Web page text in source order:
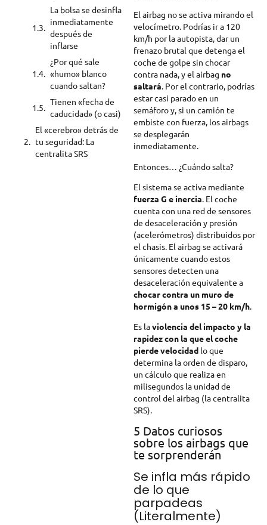
El airbag no se activa mirando el
velocímetro. Podrías ir a 120
km/h por la autopista, dar un
frenazo brutal que detenga el
coche de golpe sin chocar
contra nada, y el airbag no
saltará. Por el contrario, podrías
estar casi parado en un
semáforo y, si un camión te
embiste con fuerza, los airbags
se desplegarán
inmediatamente.
Entonces… ¿Cuándo salta?
El sistema se activa mediante
fuerza G e inercia. El coche
cuenta con una red de sensores
de desaceleración y presión
(acelerómetros) distribuidos por
el chasis. El airbag se activará
únicamente cuando estos
sensores detecten una
desaceleración equivalente a
chocar contra un muro de
hormigón a unos 15 – 20 km/h.
Es laviolencia del impacto y la
rapidez con la que el coche
pierde velocidad lo que
determina la orden de disparo,
un cálculo que realiza en
milisegundos la unidad de
control del airbag (la centralita
SRS).
5 Datos curiosos
sobre los airbags que
te sorprenderán
Se infla más rápido
de lo que
parpadeas
(Literalmente)
La bolsa se desinfla
inmediatamente
después de
inflarse
¿Por qué sale
«humo» blanco
cuando saltan?
Tienen «fecha de
caducidad» (o casi)
El «cerebro» detrás de
tu seguridad: La
centralita SRS